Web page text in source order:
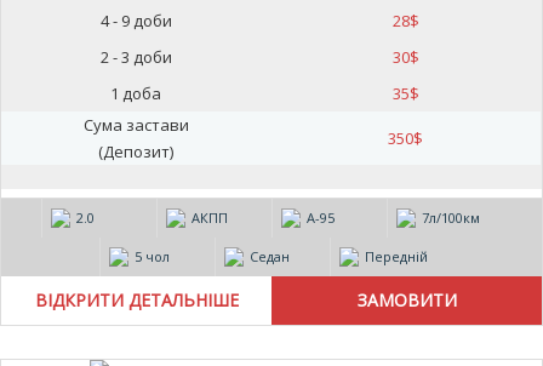
4 - 9 доби
28$
2 - 3 доби
30$
1 доба
35$
Сума застави
(Депозит)
350$
2.0 АКПП А-95 7л/100км
5 чол Седан Передній
ВІДКРИТИ ДЕТАЛЬНІШЕ